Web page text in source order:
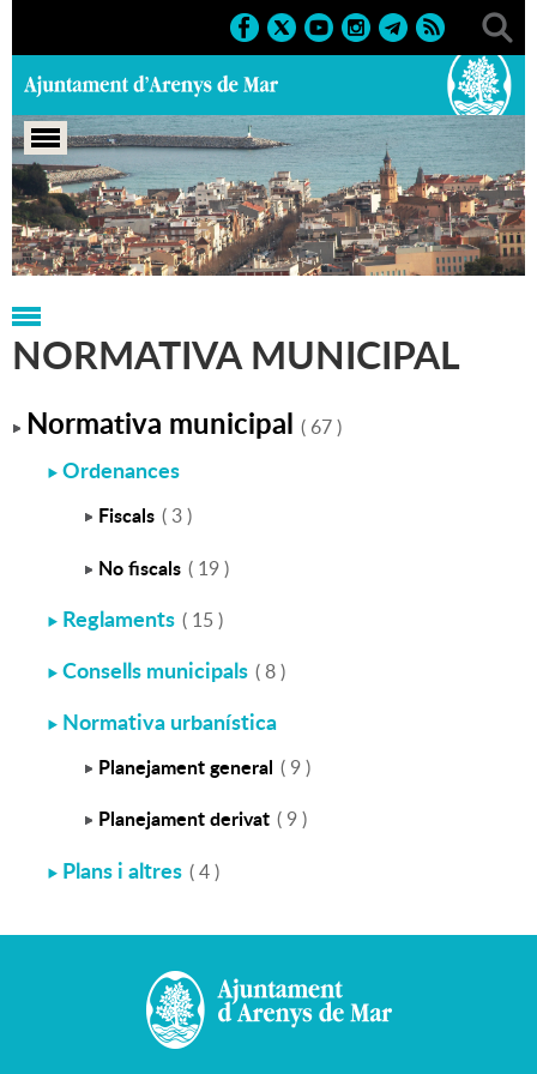
Portada > Normativa municipal
NORMATIVA MUNICIPAL
Normativa municipal ( 67 )
Ordenances
Fiscals ( 3 )
No fiscals ( 19 )
Reglaments ( 15 )
Consells municipals ( 8 )
Normativa urbanística
Planejament general ( 9 )
Planejament derivat ( 9 )
Plans i altres ( 4 )